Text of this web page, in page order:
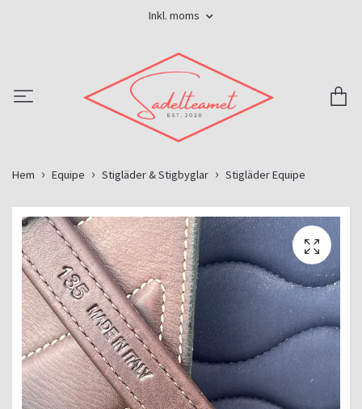
Inkl. moms
Hem Equipe Stigläder & Stigbyglar Stigläder Equipe